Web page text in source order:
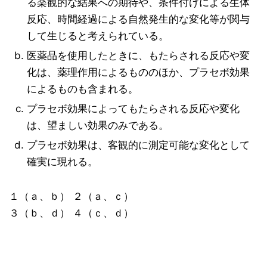
る楽観的な結果への期待や、条件付けによる生体
反応、時間経過による自然発生的な変化等が関与
して生じると考えられている。
医薬品を使用したときに、もたらされる反応や変
化は、薬理作用によるもののほか、プラセボ効果
によるものも含まれる。
プラセボ効果によってもたらされる反応や変化
は、望ましい効果のみである。
プラセボ効果は、客観的に測定可能な変化として
確実に現れる。
１（ａ、ｂ） ２（ａ、ｃ）
３（ｂ、ｄ） ４（ｃ、ｄ）